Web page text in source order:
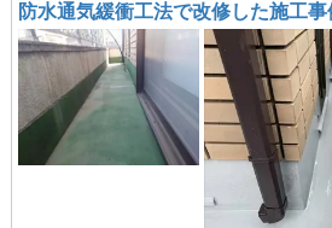
防水通気緩衝工法で改修した施工事